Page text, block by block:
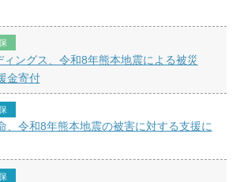
ィングス、令和8年熊本地震による被災
金寄付
、令和8年熊本地震の被害に対する支援に